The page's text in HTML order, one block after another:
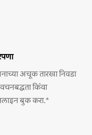
अचूक तारखा निवडा
किंवा
बुक करा.*